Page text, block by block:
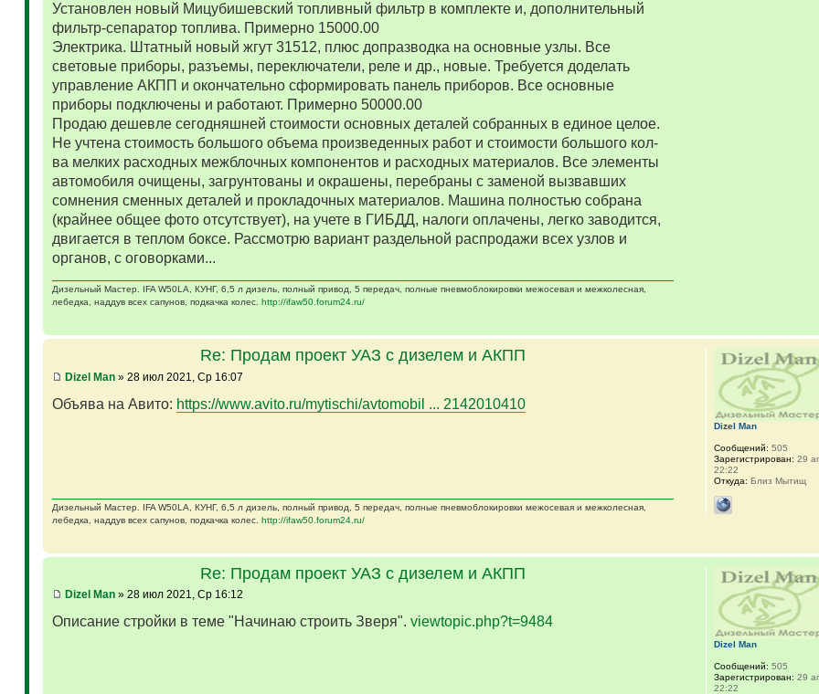
Установлен новый Мицубишевский топливный фильтр в комплекте и, дополнительный
фильтр-сепаратор топлива. Примерно 15000.00
Электрика. Штатный новый жгут 31512, плюс допразводка на основные узлы. Все
световые приборы, разъемы, переключатели, реле и др., новые. Требуется доделать
управление АКПП и окончательно сформировать панель приборов. Все основные
приборы подключены и работают. Примерно 50000.00
Продаю дешевле сегодняшней стоимости основных деталей собранных в единое целое.
Не учтена стоимость большого объема произведенных работ и стоимости большого кол-
ва мелких расходных межблочных компонентов и расходных материалов. Все элементы
автомобиля очищены, загрунтованы и окрашены, перебраны с заменой вызвавших
сомнения сменных деталей и прокладочных материалов. Машина полностью собрана
(крайнее общее фото отсутствует), на учете в ГИБДД, налоги оплачены, легко заводится,
двигается в теплом боксе. Рассмотрю вариант раздельной распродажи всех узлов и
органов, с оговорками...
Дизельный Мастер. IFA W50LA, КУНГ, 6,5 л дизель, полный привод, 5 передач, полные пневмоблокировки межосевая и межколесная,
лебедка, наддув всех сапунов, подкачка колес. http://ifaw50.forum24.ru/
Re: Продам проект УАЗ с дизелем и АКПП
Dizel Man» 28 июл 2021, Ср 16:07
Объява на Авито: https://www.avito.ru/mytischi/avtomobil ... 2142010410
Дизельный Мастер. IFA W50LA, КУНГ, 6,5 л дизель, полный привод, 5 передач, полные пневмоблокировки межосевая и межколесная,
лебедка, наддув всех сапунов, подкачка колес. http://ifaw50.forum24.ru/
Dizel Man
Сообщений: 505
Зарегистрирован: 29
22:22
Откуда: Близ Мытищ
Re: Продам проект УАЗ с дизелем и АКПП
Dizel Man» 28 июл 2021, Ср 16:12
Описание стройки в теме "Начинаю строить Зверя". viewtopic.php?t=9484
Dizel Man
Сообщений: 505
Зарегистрирован: 29
22:22